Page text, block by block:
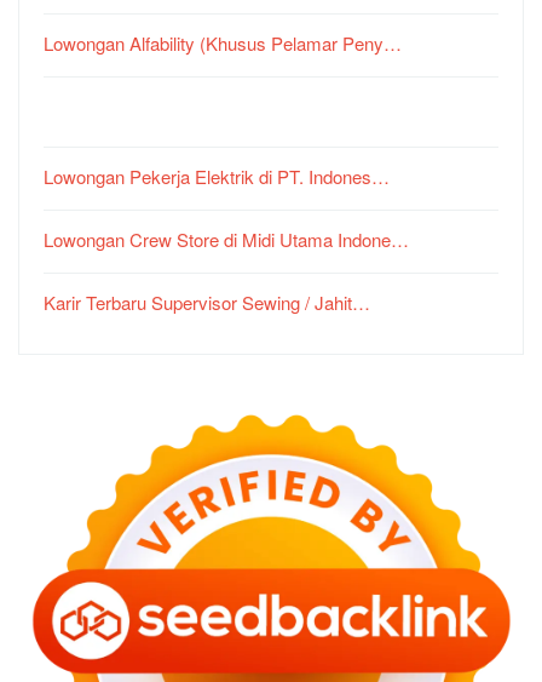
Lowongan Alfability (Khusus Pelamar Peny…
Lowongan Pekerja Elektrik di PT. Indones…
Lowongan Crew Store di Midi Utama Indone…
Karir Terbaru Supervisor Sewing / Jahit…